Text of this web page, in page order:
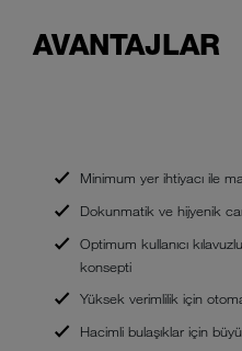
AVANTAJLAR
Minimum yer ihtiyacı ile
Dokunmatik ve hijyenik
Optimum kullanıcı
konsepti
Yüksek verimlilik için
Hacimli bulaşıklar için